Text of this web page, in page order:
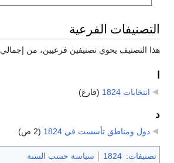
التصنيفات الفرعية
هذا التصنيف يحوي تصنيفين فرعيين، من إجمالي 2.
انتخابات 1824 (فارغ)
د
دول ومناطق تأسست في 1824 (2 ص)
تصنيفات:
1824
سياسة حسب السنة